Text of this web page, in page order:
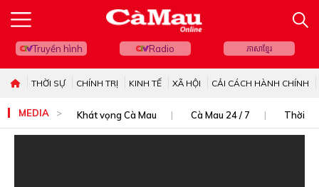
Truyền hình Radio ភាសាខ្មែរ
THỜI SỰ CHÍNH TRỊ KINH TẾ XÃ HỘI CẢI CÁCH HÀNH CHÍNH
MEDIA Khát vọng Cà Mau Cà Mau 24 / 7 Thời sự